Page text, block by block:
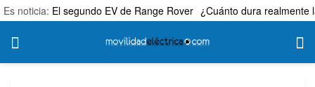
Es noticia: El segundo EV de Range Rover ¿Cuánto dura realmente